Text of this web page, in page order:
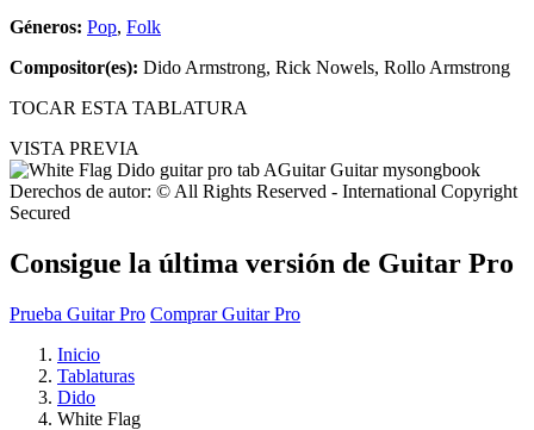
Géneros: Pop, Folk
Compositor(es): Dido Armstrong, Rick Nowels, Rollo Armstrong
TOCAR ESTA TABLATURA
VISTA PREVIA
Derechos de autor: © All Rights Reserved - International Copyright
Secured
Consigue la última versión de Guitar Pro
Prueba Guitar Pro Comprar Guitar Pro
Inicio
Tablaturas
Dido
White Flag